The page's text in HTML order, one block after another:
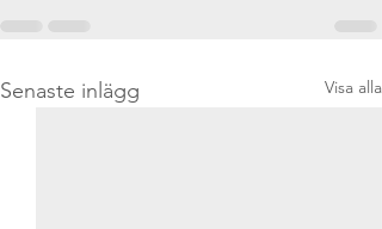
Senaste inlägg Visa alla